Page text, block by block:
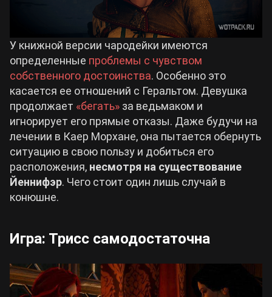
У книжной версии чародейки имеются
определенные проблемы с чувством
собственного достоинства. Особенно это
касается ее отношений с Геральтом. Девушка
продолжает «бегать» за ведьмаком и
игнорирует его прямые отказы. Даже будучи на
лечении в Каер Морхане, она пытается обернуть
ситуацию в свою пользу и добиться его
расположения, несмотря на существование
Йеннифэр. Чего стоит один лишь случай в
конюшне.
Игра: Трисс самодостаточна